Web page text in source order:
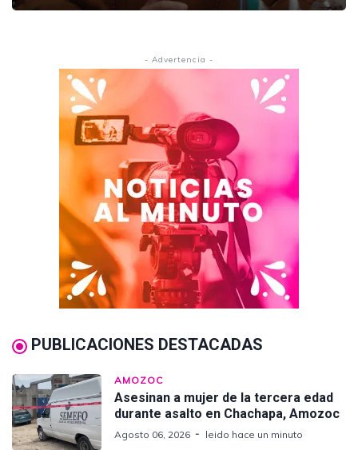
- Advertencia -
PUBLICACIONES DESTACADAS
AMOZOC
Asesinan a mujer de la tercera edad
durante asalto en Chachapa, Amozoc
Agosto 06, 2026 leido hace un minuto